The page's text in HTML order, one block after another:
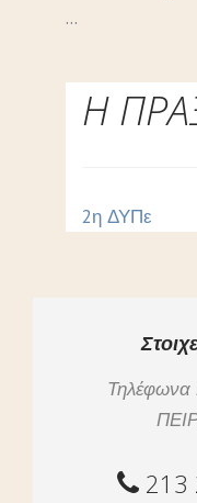
...
Η
2η ΔΥΠε
Τηλέφωνα
213